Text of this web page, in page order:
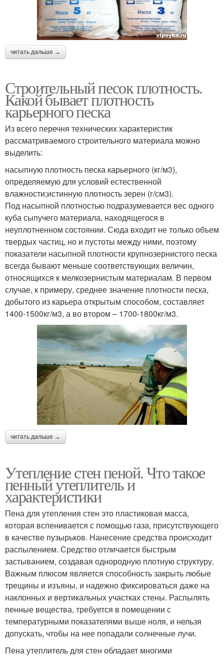
читать дальше →
Строительный песок плотность.
Какой бывает плотность
карьерного песка
Из всего перечня технических характеристик
рассматриваемого строительного материала можно
выделить:
насыпную плотность песка карьерного (кг/м3),
определяемую для условий естественной
влажности;истинную плотность зерен (г/см3).
Под насыпной плотностью подразумевается вес одного
куба сыпучего материала, находящегося в
неуплотненном состоянии. Сюда входит не только объем
твердых частиц, но и пустоты между ними, поэтому
показатели насыпной плотности крупнозернистого песка
всегда бывают меньше соответствующих величин,
относящихся к мелкозернистым материалам. В первом
случае, к примеру, среднее значение плотности песка,
добытого из карьера открытым способом, составляет
1400-1500кг/м3, а во втором – 1700-1800кг/м3.
читать дальше →
Утепление стен пеной. Что такое
пенный утеплитель и
характеристики
Пена для утепления стен это пластиковая масса,
которая вспенивается с помощью газа, присутствующего
в качестве пузырьков. Нанесение средства происходит
распылением. Средство отличается быстрым
застыванием, создавая однородную плотную структуру.
Важным плюсом является способность закрыть любые
трещины и изъяны, и надежно фиксироваться даже на
наклонных и вертикальных участках стены. Распылять
пенные вещества, требуется в помещении с
температурными показателями выше ноля, и нельзя
допускать, чтобы на нее попадали солнечные лучи.
Пена утеплитель для стен обладает многими